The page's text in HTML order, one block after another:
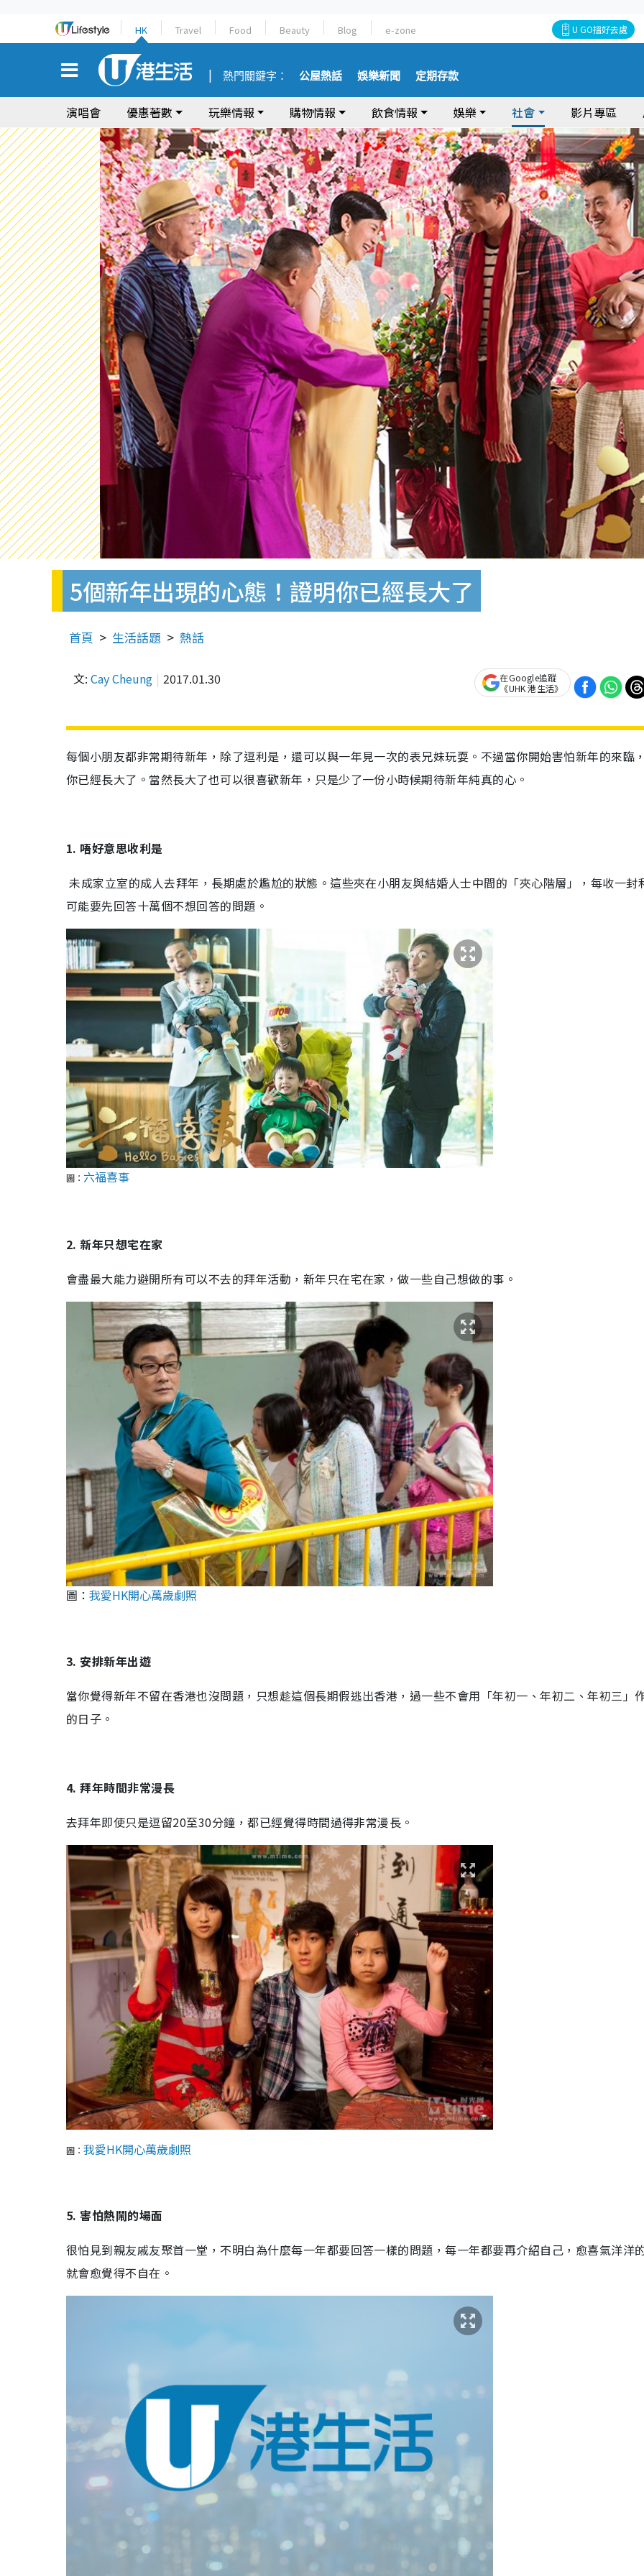
HK Travel Food Beauty Blog e-zone U GO搵好去處
熱門關鍵字： 公屋熱話 娛樂新聞 定期存款
演唱會 優惠著數 玩樂情報 購物情報 飲食情報 娛樂 社會 影片專區
5個新年出現的心態！證明你已經長大了
首頁 生活話題 熱話
文: Cay Cheung 2017.01.30
在Google追蹤
《UHK 港生活》
每個小朋友都非常期待新年，除了逗利是，還可以與一年見一次的表兄妹玩耍。不過當你開始害怕新年的來臨
你已經長大了。當然長大了也可以很喜歡新年，只是少了一份小時候期待新年純真的心。
1. 唔好意思收利是
未成家立室的成人去拜年，長期處於尷尬的狀態。這些夾在小朋友與結婚人士中間的「夾心階層」，每收一封
可能要先回答十萬個不想回答的問題。
圖： 六福喜事
2. 新年只想宅在家
會盡最大能力避開所有可以不去的拜年活動，新年只在宅在家，做一些自己想做的事。
圖： 我愛HK開心萬歲劇照
3. 安排新年出遊
當你覺得新年不留在香港也沒問題，只想趁這個長期假逃出香港，過一些不會用「年初一、年初二、年初三」
的日子。
4. 拜年時間非常漫長
去拜年即使只是逗留20至30分鐘，都已經覺得時間過得非常漫長。
圖： 我愛HK開心萬歲劇照
5. 害怕熱鬧的場面
很怕見到親友戚友聚首一堂，不明白為什麼每一年都要回答一樣的問題，每一年都要再介紹自己，愈喜氣洋洋
就會愈覺得不自在。